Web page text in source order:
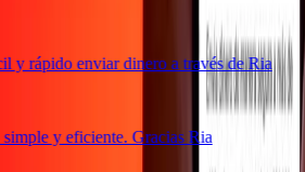
rápido enviar dinero a través de Ria
y eficiente. Gracias Ria